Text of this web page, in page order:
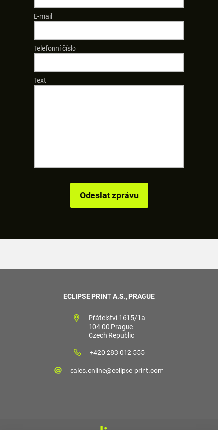
E-mail
Telefonní číslo
Text
ECLIPSE PRINT A.S., PRAGUE
Přátelství 1615/1a
104 00 Prague
Czech Republic
+420 283 012 555
sales.online@eclipse-print.com